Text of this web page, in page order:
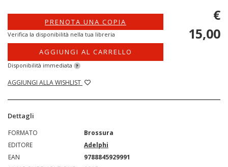
PRENOTA UNA COPIA
Verifica la disponibilità nella tua libreria
AGGIUNGI AL CARRELLO
Disponibilità immediata ?
AGGIUNGI ALLA WISHLIST
€
15,00
Dettagli
FORMATO
Brossura
EDITORE
Adelphi
EAN
9788845929991